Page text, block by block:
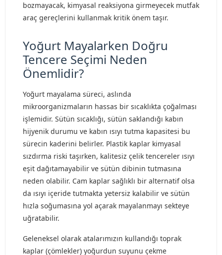
bozmayacak, kimyasal reaksiyona girmeyecek mutfak
araç gereçlerini kullanmak kritik önem taşır.
Yoğurt Mayalarken Doğru
Tencere Seçimi Neden
Önemlidir?
Yoğurt mayalama süreci, aslında
mikroorganizmaların hassas bir sıcaklıkta çoğalması
işlemidir. Sütün sıcaklığı, sütün saklandığı kabın
hijyenik durumu ve kabın ısıyı tutma kapasitesi bu
sürecin kaderini belirler. Plastik kaplar kimyasal
sızdırma riski taşırken, kalitesiz çelik tencereler ısıyı
eşit dağıtamayabilir ve sütün dibinin tutmasına
neden olabilir. Cam kaplar sağlıklı bir alternatif olsa
da ısıyı içeride tutmakta yetersiz kalabilir ve sütün
hızla soğumasına yol açarak mayalanmayı sekteye
uğratabilir.
Geleneksel olarak atalarımızın kullandığı toprak
kaplar (çömlekler) yoğurdun suyunu çekme